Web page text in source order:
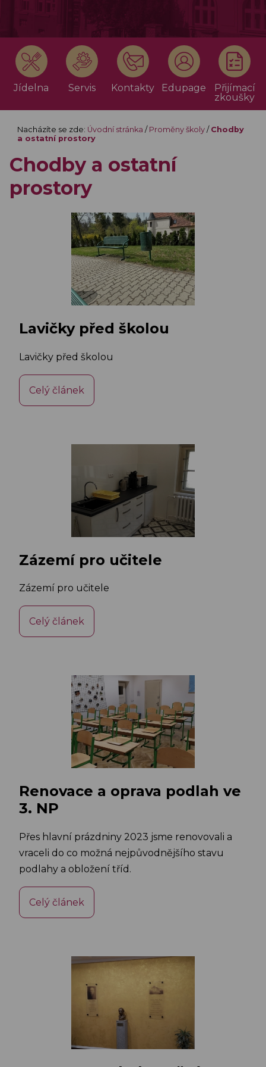
Jídelna Servis Kontakty Edupage
Přijímací
zkoušky
Nacházíte se zde: Úvodní stránka / Proměny školy/ Chodby
a ostatní prostory
Chodby a ostatní
prostory
Lavičky před školou
Lavičky před školou
Celý článek
Zázemí pro učitele
Zázemí pro učitele
Celý článek
Renovace a oprava podlah ve
3. NP
Přes hlavní prázdniny 2023 jsme renovovali a
vraceli do co možná nejpůvodnějšího stavu
podlahy a obložení tříd.
Celý článek